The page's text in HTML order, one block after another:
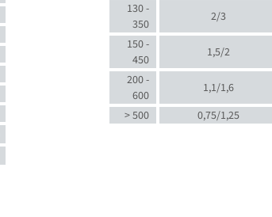
130 -
350
2/3
150 -
450
1,5/2
200 -
600
1,1/1,6
> 500
0,75/1,25